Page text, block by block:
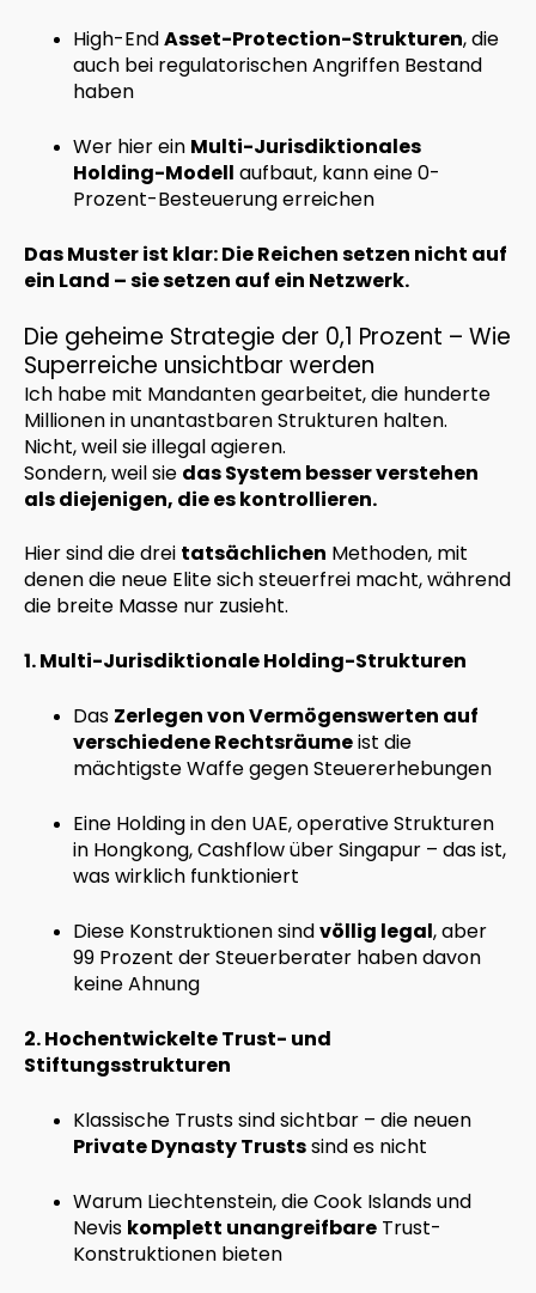
High-EndAsset-Protection-Strukturen, die
auch bei regulatorischen Angriffen Bestand
haben
Wer hier ein Multi-Jurisdiktionales
Holding-Modell aufbaut, kann eine 0-
Prozent-Besteuerung erreichen
Das Muster ist klar: Die Reichen setzen nicht auf
ein Land – sie setzen auf ein Netzwerk.
Die geheime Strategie der 0,1 Prozent – Wie
Superreiche unsichtbar werden
Ich habe mit Mandanten gearbeitet, die hunderte
Millionen in unantastbaren Strukturen halten.
Nicht, weil sie illegal agieren.
Sondern, weil sie das System besser verstehen
als diejenigen, die es kontrollieren.
Hier sind die drei tatsächlichen Methoden, mit
denen die neue Elite sich steuerfrei macht, während
die breite Masse nur zusieht.
1. Multi-Jurisdiktionale Holding-Strukturen
Das Zerlegen von Vermögenswerten auf
verschiedene Rechtsräumeist die
mächtigste Waffe gegen Steuererhebungen
Eine Holding in den UAE, operative Strukturen
in Hongkong, Cashflow über Singapur – das ist,
was wirklich funktioniert
Diese Konstruktionen sindvöllig legal, aber
99 Prozent der Steuerberater haben davon
keine Ahnung
2. Hochentwickelte Trust- und
Stiftungsstrukturen
Klassische Trusts sind sichtbar – die neuen
Private Dynasty Trustssind es nicht
Warum Liechtenstein, die Cook Islands und
Nevis komplett unangreifbare Trust-
Konstruktionen bieten